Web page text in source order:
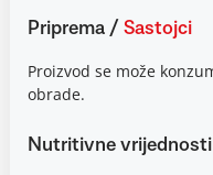
Priprema / Sastojci
Proizvod se može
obrade.
Nutritivne vrijednosti